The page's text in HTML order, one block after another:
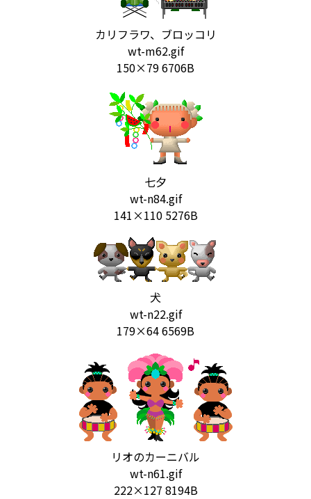
カリフラワ、ブロッコリ
wt-m62.gif
150×79 6706B
七夕
wt-n84.gif
141×110 5276B
犬
wt-n22.gif
179×64 6569B
リオのカーニバル
wt-n61.gif
222×127 8194B